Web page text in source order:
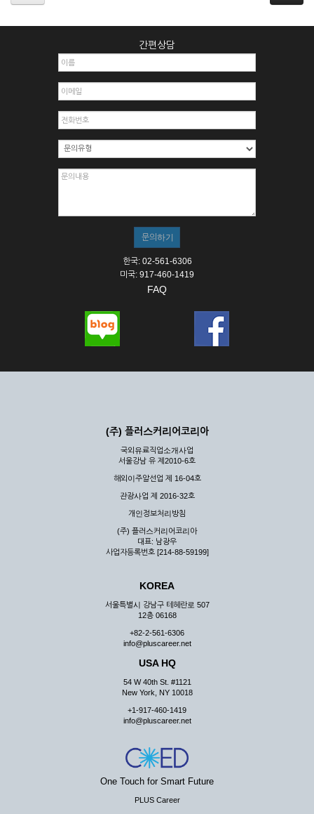
2. 개인정보를 허위로 기재하여 신청할 경우
3. 경쟁 관게에 있는 이용자가 신청할 경우
4. 타인의 서비스 이용을 방해하거나, 정보를 도용한 경우
6. 이용자가 영업활동 또는 부정한 용도로 본 서비스를 이용할
7. 회사의 정보를 사전 승낙 없이 전재, 변조, 복사하여 이용하
8. 기타 회사가 정한 제반 사항을 위반하며 신청하는 경우
제5조 (서비스의 이용 및 중지)
② 시스템 점검, 교체 및 고장, 기술적인 이유, 국가비상사태, 정
스가 불가능할 경우 회사는 사전 공지나 예고 없이 서비스의 전
부 또는 일부를 일시적 또는 영구적으로 중지할 수 있습니다.
③ 기타 회사는 서비스를 제공할 수 없는 합당한 사유가 발생한
④ 회사는 제 2항 및 제 3항의 사유로 서비스의 제공이 일시적
여 배상하지 않습니다.
제3장 권리 및 의무
공할 수 있도록 최선의 노력을 다하여야 합니다.
게 누설, 배포하여서는 안됩니다. 다만, 관계법령에 의하여 국가
기관 등의 합법적인 요구가 있는 경우에는 해당 되지 않습니다.
③ 회사는 이용자로부터 제기되는 의견이나 불만이 정당하다고
인정할 경우에는 즉시 처리하여야 하며, 즉시 처리가 곤란한 경
우 그 처리를 위해 노력해야 합니다.
제7조 (회원의 의무)
① 회원은 ID와 비밀 번호에 관한 모든 관리의 책임이 있으며
② 회원은 이용신청서의 기재내용 중 변경된 내용이 있는 경우
서비스를 통하여 그 내용을 회사에 통지하여야 합니다.
③ 다른 회원의 ID와 비밀번호를 부당하게 사용하는 행위를
④ 회원은 회사의 서비스에서 타 사이트의 홍보행위를 하지 않
아야 하며 공공질서나 미풍약속에 위배되는 내용 혹은 저작권을
리 행위도 할 수 없습니다.
사가 통지하는 사항을 준수하여야 하며, 기타 회사의 업무에 방
해되는 행위를 하여서는 아니 됩니다.
제8조 (회원의 관리)
① 회원은 언제든 이 약관에 대한 동의를 철회할 수 있습니다.
간편상담
한국: 02-561-6306
미국: 917-460-1419
FAQ
(주) 플러스커리어코리아
국외유료직업소개사업
서울강남 유 제2010-6호
해외이주알선업 제 16-04호
관광사업 제 2016-32호
개인정보처리방침
(주) 플러스커리어코리아
대표: 남광우
사업자등록번호 [214-88-59199]
KOREA
서울특별시 강남구 테헤란로 507
12층 06168
+82-2-561-6306
info@pluscareer.net
USA HQ
54 W 40th St. #1121
New York, NY 10018
+1-917-460-1419
info@pluscareer.net
One Touch for Smart Future
PLUS Career